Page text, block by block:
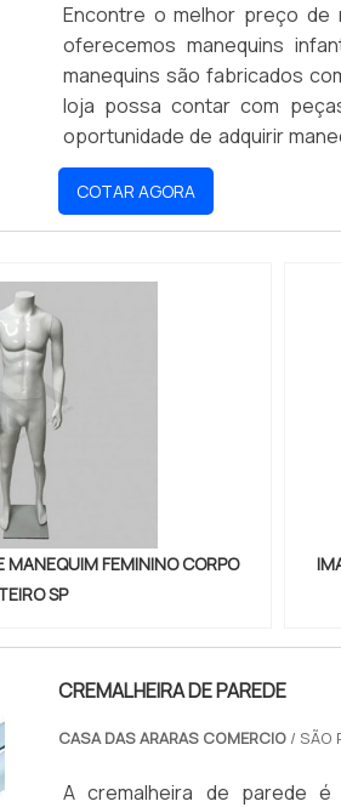
Encontre o melhor preço de
oferecemos manequins
manequins são fabricados
loja possa contar com
oportunidade de adquirir
melhor para seus clientes.
COTAR AGORA
MANEQUIM FEMININO CORPO
SP
CREMALHEIRA DE PAREDE
CASA DAS ARARAS COMERCIO/ SÃO
A cremalheira de parede